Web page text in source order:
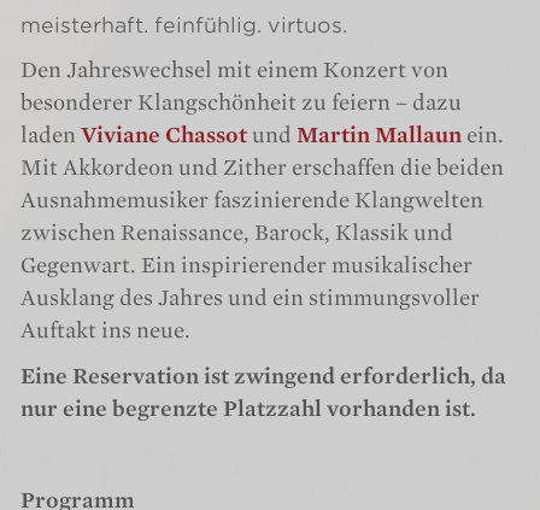
meisterhaft. feinfühlig. virtuos.
Den Jahreswechsel mit einem Konzert von
besonderer Klangschönheit zu feiern – dazu
laden Viviane Chassot und Martin Mallaun ein.
Mit Akkordeon und Zither erschaffen die beiden
Ausnahmemusiker faszinierende Klangwelten
zwischen Renaissance, Barock, Klassik und
Gegenwart. Ein inspirierender musikalischer
Ausklang des Jahres und ein stimmungsvoller
Auftakt ins neue.
Eine Reservation ist zwingend erforderlich, da
nur eine begrenzte Platzzahl vorhanden ist.
Programm